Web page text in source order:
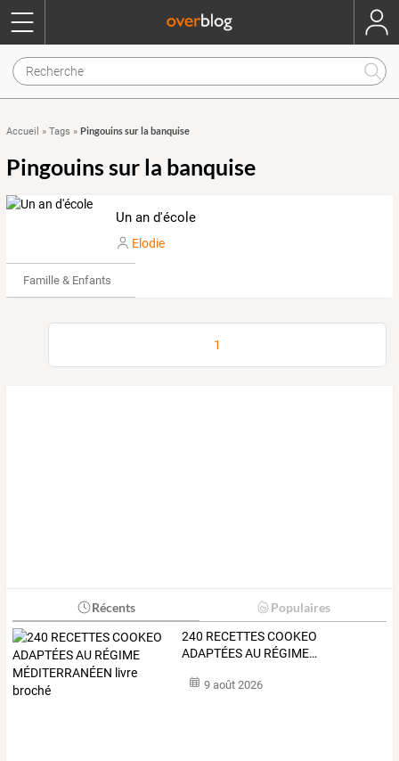
Accueil » Tags » Pingouins sur la banquise
Pingouins sur la banquise
Un an d'école
Elodie
Famille & Enfants
1
Récents Populaires
240 RECETTESCOOKEO
ADAPTÉESAU RÉGIME…
9 août 2026